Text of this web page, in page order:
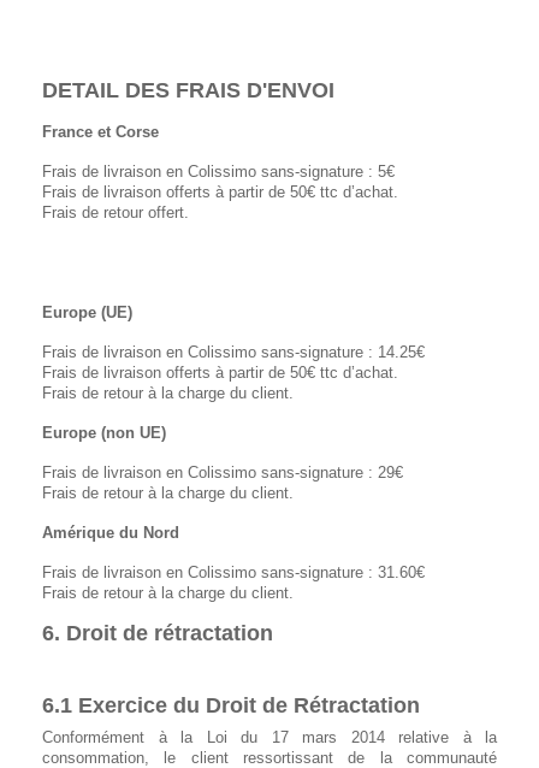
DETAIL DES FRAIS D'ENVOI
France et Corse
Frais de livraison en Colissimo sans-signature : 5€
Frais de livraison offerts à partir de 50€ ttc d’achat.
Frais de retour offert.
Europe (UE)
Frais de livraison en Colissimo sans-signature : 14.25€
Frais de livraison offerts à partir de 50€ ttc d’achat.
Frais de retour à la charge du client.
Europe (non UE)
Frais de livraison en Colissimo sans-signature : 29€
Frais de retour à la charge du client.
Amérique du Nord
Frais de livraison en Colissimo sans-signature : 31.60€
Frais de retour à la charge du client.
6. Droit de rétractation
6.1 Exercice du Droit de Rétractation
Conformément à la Loi du 17 mars 2014 relative à la
consommation, le client ressortissant de la communauté